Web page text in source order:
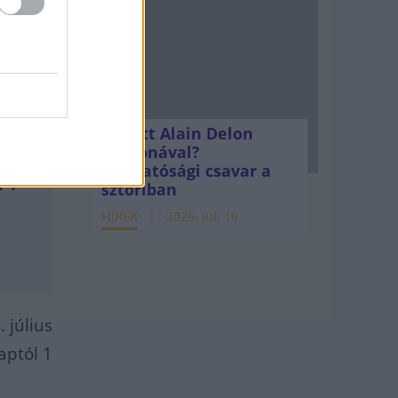
július
1
Mi lett Alain Delon
vagyonával?
Adóhatósági csavar a
sztoriban
HÍREK 2026. júl. 19.